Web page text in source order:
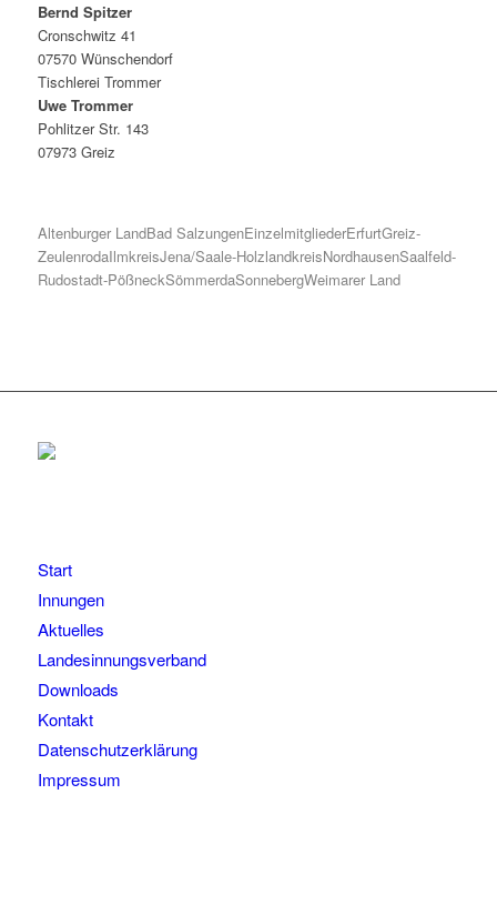
Bernd Spitzer
Cronschwitz 41
07570 Wünschendorf
Tischlerei Trommer
Uwe Trommer
Pohlitzer Str. 143
07973 Greiz
Altenburger LandBad SalzungenEinzelmitgliederErfurtGreiz-
ZeulenrodaIlmkreisJena/Saale-HolzlandkreisNordhausenSaalfeld-
Rudostadt-PößneckSömmerdaSonnebergWeimarer Land
Start
Innungen
Aktuelles
Landesinnungsverband
Downloads
Kontakt
Datenschutzerklärung
Impressum